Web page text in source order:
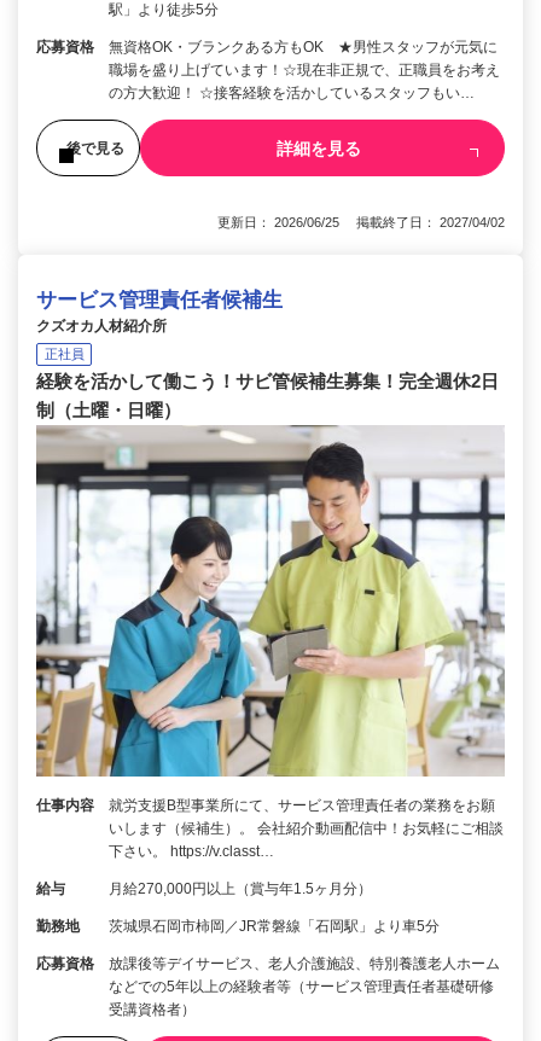
駅」より徒歩5分
応募資格
無資格OK・ブランクある方もOK ★男性スタッフが元気に
職場を盛り上げています！☆現在非正規で、正職員をお考え
の方大歓迎！ ☆接客経験を活かしているスタッフもい…
後で見る 詳細を見る
更新日： 2026/06/25 掲載終了日： 2027/04/02
サービス管理責任者候補生
クズオカ人材紹介所
正社員
経験を活かして働こう！サビ管候補生募集！完全週休2日
制（土曜・日曜）
仕事内容
就労支援B型事業所にて、サービス管理責任者の業務をお願
いします（候補生）。 会社紹介動画配信中！お気軽にご相談
下さい。 https://v.classt…
給与 月給270,000円以上（賞与年1.5ヶ月分）
勤務地 茨城県石岡市柿岡／JR常磐線「石岡駅」より車5分
応募資格
放課後等デイサービス、老人介護施設、特別養護老人ホーム
などでの5年以上の経験者等（サービス管理責任者基礎研修
受講資格者）